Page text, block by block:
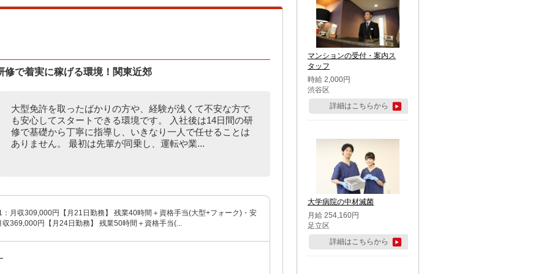
で着実に稼げる環境！関東近郊
大型免許を取ったばかりの方や、経験が浅くて不安な方で
も安心してスタートできる環境です。 入社後は14日間の研
修で基礎から丁寧に指導し、いきなり一人で任せることは
ありません。 最初は先輩が同乗し、運転や業...
：月収309,000円【月21日勤務】 残業40時間＋資格手当(大型+フォーク)・安
369,000円【月24日勤務】 残業50時間＋資格手当(...
マンションの受付・案内ス
タッフ
時給 2,000円
渋谷区
詳細はこちらから
大学病院の中材滅菌
月給 254,160円
足立区
詳細はこちらから